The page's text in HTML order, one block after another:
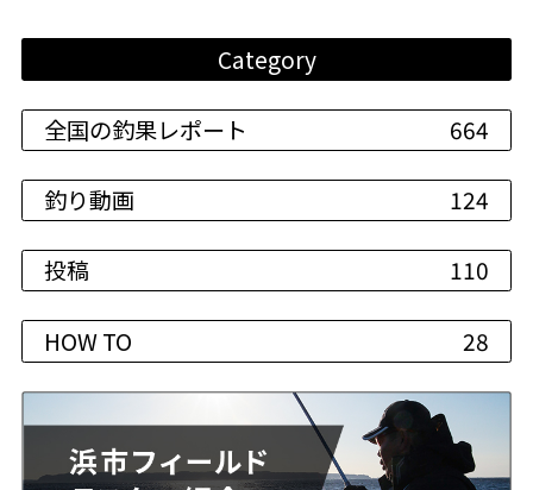
Category
全国の釣果レポート 664
釣り動画 124
投稿 110
HOW TO 28